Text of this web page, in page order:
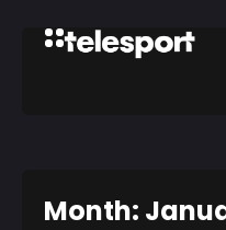
Month: